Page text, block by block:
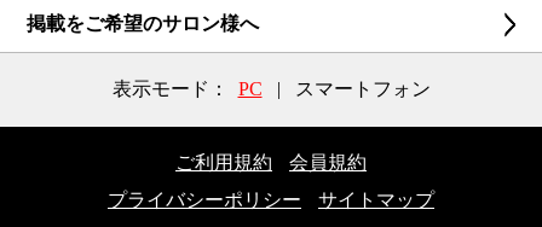
掲載をご希望のサロン様へ
表示モード： PC | スマートフォン
ご利用規約
会員規約
プライバシーポリシー
サイトマップ